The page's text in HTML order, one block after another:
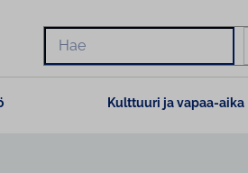
Hae
Kulttuuri ja vapaa-aika